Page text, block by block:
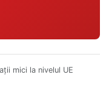
mici la nivelul UE